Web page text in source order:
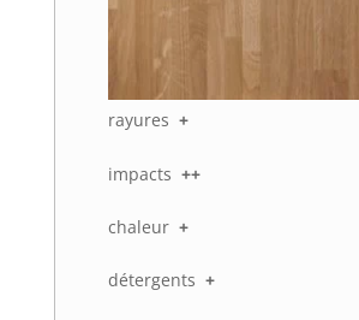
rayures +
impacts ++
chaleur +
détergents +